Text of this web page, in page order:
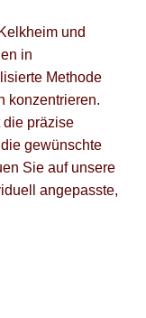
und
in
Methode
konzentrieren.
die präzise
gewünschte
Sie auf unsere
angepasste,